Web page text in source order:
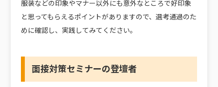
服装などの印象やマナー以外にも意外なところで好印象
と思ってもらえるポイントがありますので、選考通過のた
めに確認し、実践してみてください。
面接対策セミナーの登壇者